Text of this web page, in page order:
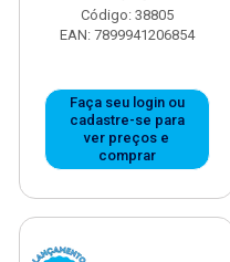
Código: 38805
EAN: 7899941206854
Faça seu login ou
cadastre-se para
ver preços e
comprar